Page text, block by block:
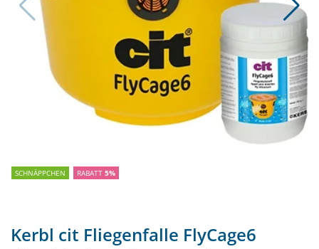
SCHNÄPPCHEN RABATT 5%
Kerbl cit Fliegenfalle FlyCage6